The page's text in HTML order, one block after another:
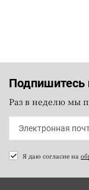
Подпишитесь
Раз в неделю мы
Я даю согласие на